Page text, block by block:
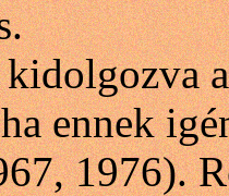
ennek
1976).